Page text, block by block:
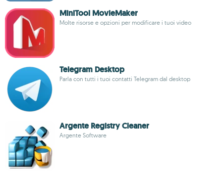
MiniTool MovieMaker
Molte risorse e opzioni per modificare i tuoi video
Telegram Desktop
Parla con tutti i tuoi contatti Telegram dal desktop
Argente Registry Cleaner
Argente Software